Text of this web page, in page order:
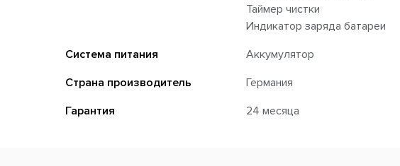
Таймер чистки
Индикатор заряда батареи
Система питания
Аккумулятор
Страна производитель
Германия
Гарантия
24 месяца